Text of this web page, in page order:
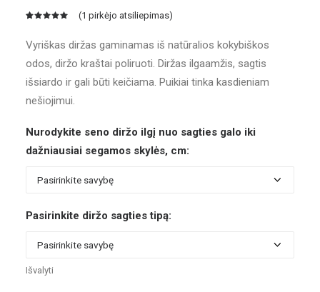
iš 5
(viso
įvertinimų:
(1 pirkėjo atsiliepimas)
Vyriškas diržas gaminamas iš natūralios kokybiškos
odos, diržo kraštai poliruoti. Diržas ilgaamžis, sagtis
išsiardo ir gali būti keičiama. Puikiai tinka kasdieniam
nešiojimui.
Nurodykite seno diržo ilgį nuo sagties galo iki
dažniausiai segamos skylės, cm:
Pasirinkite diržo sagties tipą:
Išvalyti